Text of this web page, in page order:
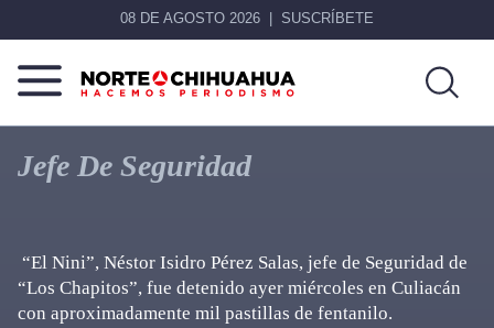
08 DE AGOSTO 2026 SUSCRÍBETE
Norte
De
Chihuahua
Más
que
noticias,
Jefe De Seguridad
“El Nini”, Néstor Isidro Pérez Salas, jefe de Seguridad de
“Los Chapitos”, fue detenido ayer miércoles en Culiacán
con aproximadamente mil pastillas de fentanilo.